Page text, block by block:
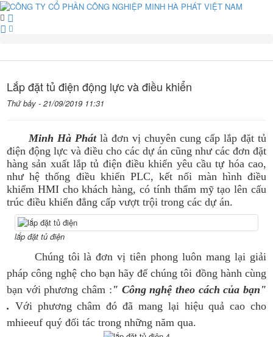
Lắp đặt tủ điện động lực và điều khiển
Thứ bảy - 21/09/2019 11:31
Minh Hà Phátlà đơn vị chuyên cung cấp lắp đặt tủ
điện động lực và điều cho các dự án cũng như các đơn đặt
hàng sản xuất lắp tủ điện điều khiển yêu cầu tự hóa cao,
như hệ thống điều khiển PLC, kết nối màn hình điều
khiểm HMI cho khách hàng, có tính thẩm mỹ tạo lên cấu
trúc điều khiển đẳng cấp vượt trội trong các dự án.
lắp đặt tủ điện
Chúng tôi là đơn vị tiên phong luôn mang lại giải
pháp công nghệ cho bạn hãy để chúng tôi đồng hành cùng
bạn với phương châm : " Công nghệ theo cách của bạn"
. Với phương châm đó đã mang lại hiệu quả cao cho
mhieeuf quý đối tác trong những năm qua.